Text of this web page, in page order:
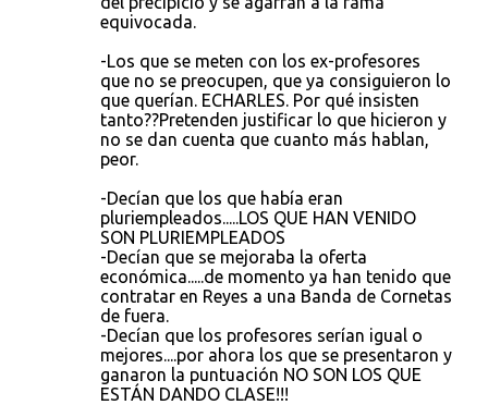
equivocada.
-Los que se meten con los ex-profesores
que no se preocupen, que ya consiguieron lo
que querían. ECHARLES. Por qué insisten
tanto??Pretenden justificar lo que hicieron y
no se dan cuenta que cuanto más hablan,
peor.
-Decían que los que había eran
pluriempleados.....LOS QUE HAN VENIDO
SON PLURIEMPLEADOS
-Decían que se mejoraba la oferta
económica.....de momento ya han tenido que
contratar en Reyes a una Banda de Cornetas
de fuera.
-Decían que los profesores serían igual o
mejores....por ahora los que se presentaron y
ganaron la puntuación NO SON LOS QUE
ESTÁN DANDO CLASE!!!